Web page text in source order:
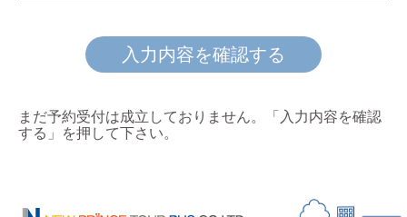
入力内容を確認する
まだ予約受付は成立しておりません。「入力内容を確認
する」を押して下さい。